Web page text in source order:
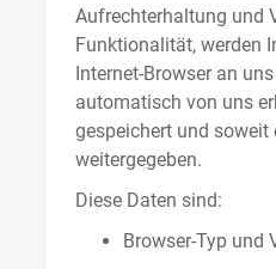
Aufrechterhaltung und
Funktionalität, werden
Internet-Browser an
automatisch von uns
gespeichert und soweit
weitergegeben.
Diese Daten sind:
Browser-Typ und